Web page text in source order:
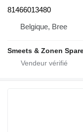
81466013480
Belgique, Bree
Smeets & Zonen